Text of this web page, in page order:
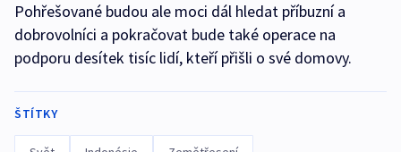
Pohřešované budou ale moci dál hledat příbuzní a
dobrovolníci a pokračovat bude také operace na
podporu desítek tisíc lidí, kteří přišli o své domovy.
ŠTÍTKY